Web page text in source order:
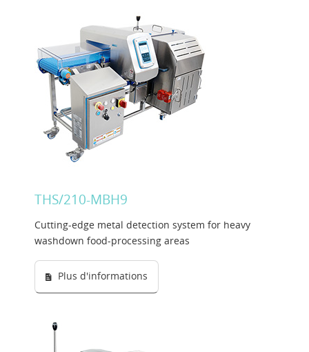
THS/210-MBH9
Cutting-edge metal detection system for heavy
washdown food-processing areas
Plus d'informations